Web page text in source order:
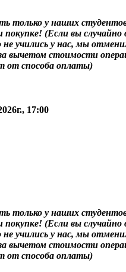
только у наших
покупке! (Если вы
не учились у нас, мы
вычетом стоимости
от способа оплаты)
17:00
только у наших
покупке! (Если вы
не учились у нас, мы
вычетом стоимости
от способа оплаты)